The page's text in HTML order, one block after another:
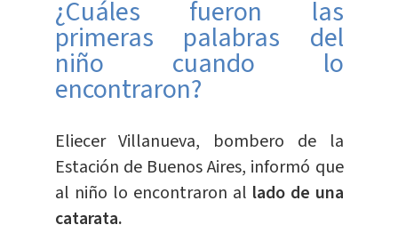
¿Cuáles fueron las
primeras palabras del
niño cuando lo
encontraron?
Eliecer Villanueva, bombero de la
Estación de Buenos Aires, informó que
al niño lo encontraron al lado de una
catarata.